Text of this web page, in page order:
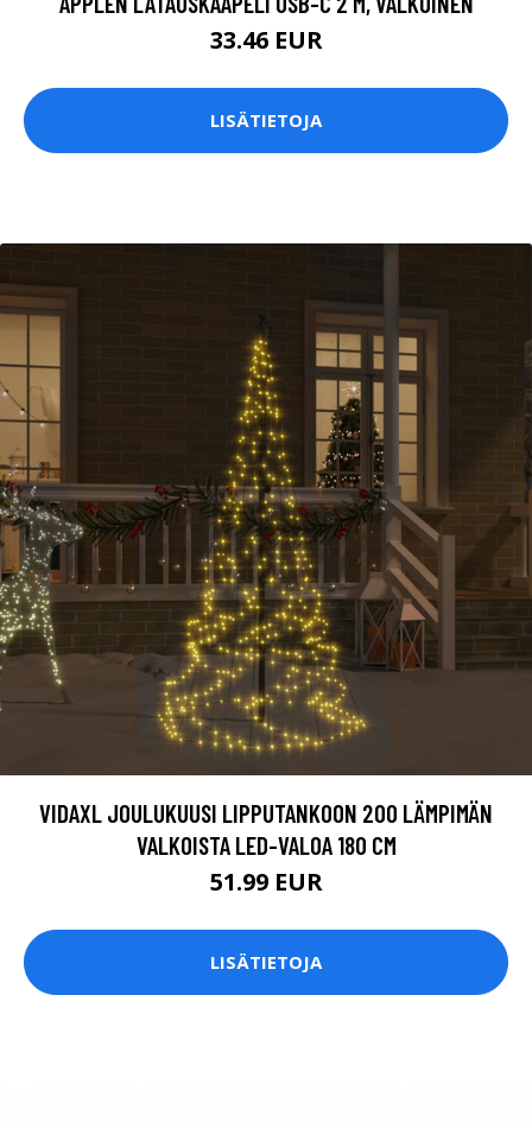
33.46 EUR
LISÄTIETOJA
VIDAXL JOULUKUUSI LIPPUTANKOON 200 LÄMPIMÄN
VALKOISTA LED-VALOA 180 CM
51.99 EUR
LISÄTIETOJA